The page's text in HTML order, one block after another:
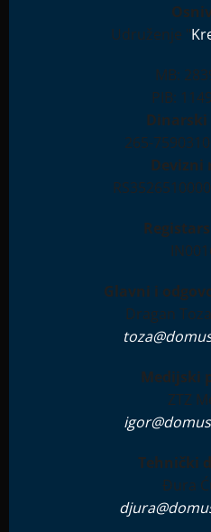
Udruženje "
MB:
PIB:
Dinarski
265-
Devizni
Glavni i
Dragan
Medijski
ZTZ
Tehnički
Đura